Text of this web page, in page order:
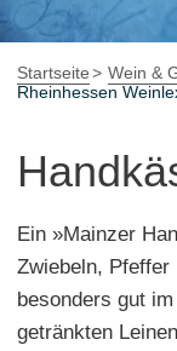
Startseite Wein &
Rheinhessen
Ein »Mainzer
Zwiebeln, Pfeffer
besonders gut
getränkten